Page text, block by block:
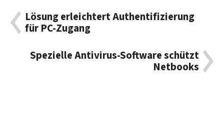
Lösung erleichtert Authentifizierung
für PC-Zugang
Spezielle Antivirus-Software schützt
Netbooks